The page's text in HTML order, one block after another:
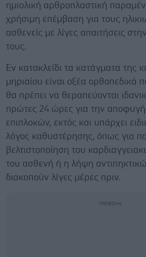
ημιολική αρθροπλαστική
χρήσιμη επέμβαση για τους
ασθενείς με λίγες απαιτήσεις
τους.
Εν κατακλείδι τα κατάγματα της
μηριαίου είναι οξέα ορθοπεδικά
θα πρέπει να θεραπεύονται
πρώτες 24 ώρες για την
επιπλοκών, εκτός και υπάρχει
λόγος καθυστέρησης, όπως για
βελτιστοποίηση του
του ασθενή ή η λήψη
διακοπούν λίγες μέρες πριν.